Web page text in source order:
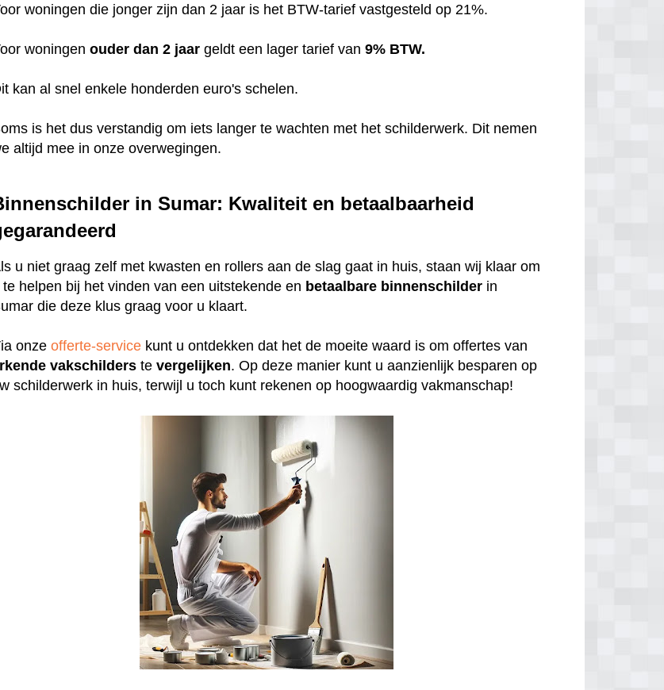
woningen die jonger zijn dan 2 jaar is het BTW-tarief vastgesteld op 21%.
woningenouder dan 2 jaar geldt een lager tarief van9% BTW.
kan al snel enkele honderden euro's schelen.
is het dus verstandig om iets langer te wachten met het schilderwerk. Dit nemen
altijd mee in onze overwegingen.
in Sumar: Kwaliteit en betaalbaarheid
u niet graag zelf met kwasten en rollers aan de slag gaat in huis, staan wij klaar om
te helpen bij het vinden van een uitstekende en betaalbare binnenschilder in
die deze klus graag voor u klaart.
onzeofferte-service kunt u ontdekken dat het de moeite waard is om offertes van
vakschilders tevergelijken. Op deze manier kunt u aanzienlijk besparen op
schilderwerk in huis, terwijl u toch kunt rekenen op hoogwaardig vakmanschap!